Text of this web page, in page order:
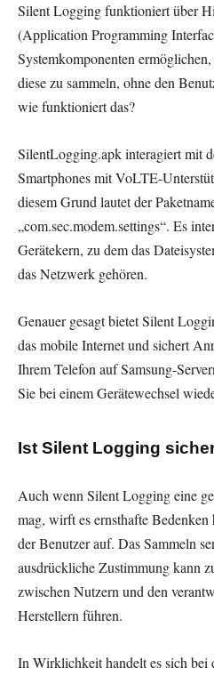
Silent Logging funktioniert über
(Application Programming
Systemkomponenten
diese zu sammeln, ohne den
wie funktioniert das?
SilentLogging.apk interagiert mit
Smartphones mit VoLTE-
diesem Grund lautet der
„com.sec.modem.settings“. Es
Gerätekern, zu dem das
das Netzwerk gehören.
Genauer gesagt bietet Silent
das mobile Internet und sichert
Ihrem Telefon auf Samsung-
Sie bei einem Gerätewechsel
Ist Silent Logging
Auch wenn Silent Logging eine
mag, wirft es ernsthafte
der Benutzer auf. Das Sammeln
ausdrückliche Zustimmung kann
zwischen Nutzern und den
Herstellern führen.
In Wirklichkeit handelt es sich bei